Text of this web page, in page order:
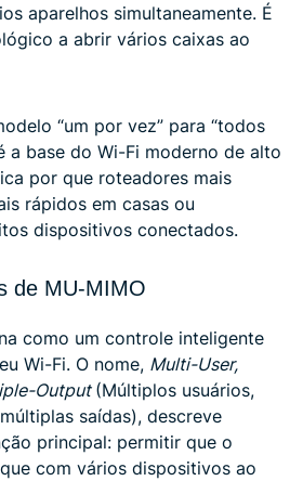
aparelhos simultaneamente. É
a abrir vários caixas ao
“um por vez” para “todos
a base do Wi-Fi moderno de alto
por que roteadores mais
rápidos em casas ou
dispositivos conectados.
de MU-MIMO
como um controle inteligente
Wi-Fi. O nome, Multi-User,
Output (Múltiplos usuários,
saídas), descreve
principal: permitir que o
com vários dispositivos ao